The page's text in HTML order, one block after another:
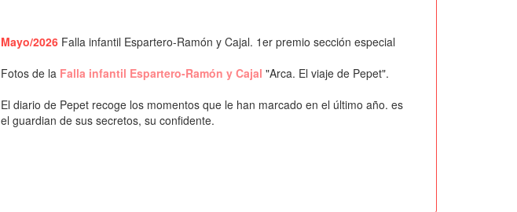
Mayo/2026 Falla infantil Espartero-Ramón y Cajal. 1er premio sección especial
Fotos de la Falla infantil Espartero-Ramón y Cajal "Arca. El viaje de Pepet".
El diario de Pepet recoge los momentos que le han marcado en el último año. es
el guardian de sus secretos, su confidente.